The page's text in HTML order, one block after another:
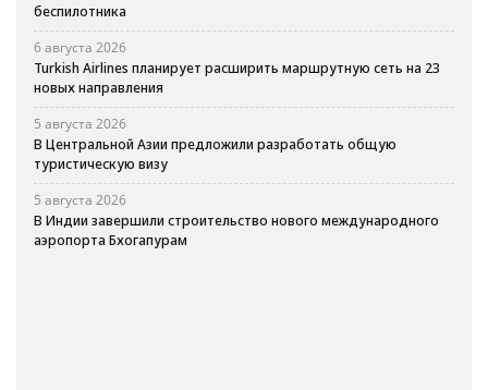
беспилотника
6 августа 2026
Turkish Airlines планирует расширить маршрутную сеть на 23
новых направления
5 августа 2026
В Центральной Азии предложили разработать общую
туристическую визу
5 августа 2026
В Индии завершили строительство нового международного
аэропорта Бхогапурам